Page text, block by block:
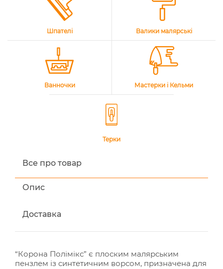
Шпателі Валики малярські
Ванночки Мастерки і Кельми
Терки
Все про товар
Опис
Доставка
“Корона Полімікс” є плоским малярським
пензлем із синтетичним ворсом, призначена для